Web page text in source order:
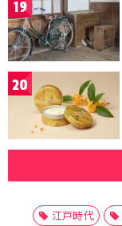
19
20
江戸時代